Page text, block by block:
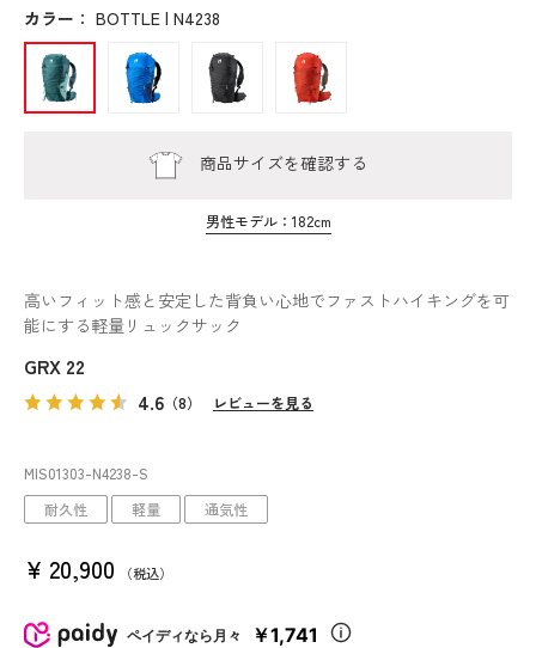
高いフィット感と安定した背負い心地でファストハイキングを可
能にする軽量リュックサック
GRX 22
4.6 （8） レビューを見る
MIS01303-N4238-S
耐久性 軽量 通気性
¥ 20,900 税込
ペイディなら月々 ￥1,741
カラー ： BOTTLE | N4238
商品サイズを確認する
男性モデル：182cm